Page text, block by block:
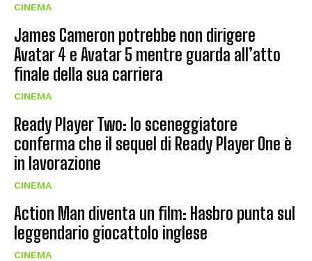
CINEMA
James Cameron potrebbe non dirigere
Avatar 4 e Avatar 5 mentre guarda all’atto
finale della sua carriera
CINEMA
Ready Player Two: lo sceneggiatore
conferma che il sequel di Ready Player One è
in lavorazione
CINEMA
Action Man diventa un film: Hasbro punta sul
leggendario giocattolo inglese
CINEMA